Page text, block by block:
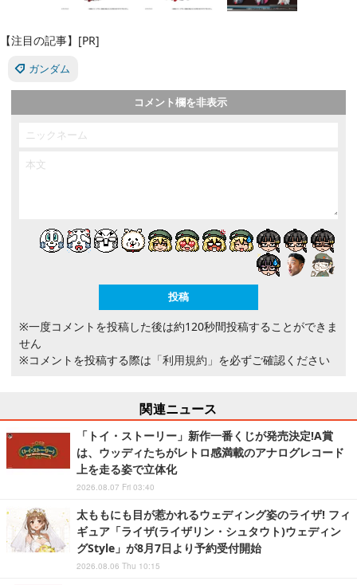
【注目の記事】[PR]
ガンダム
コメント欄を非表示
※一度コメントを投稿した後は約120秒間投稿することができま
せん
※コメントを投稿する際は 「利用規約」 を必ずご確認ください
関連ニュース
「トイ・ストーリー」新作一番くじが発売決定!A賞
は、ウッディたちがレトロ感満載のアナログレコード
上を走る姿で立体化
2026.08.07 Fri 03:40
太ももにも目が惹かれるウェディング姿のライザ! フィ
ギュア「ライザ(ライザリン・シュタウト)ウェディン
グStyle」が8月7日より予約受付開始
2026.08.06 Thu 10:15